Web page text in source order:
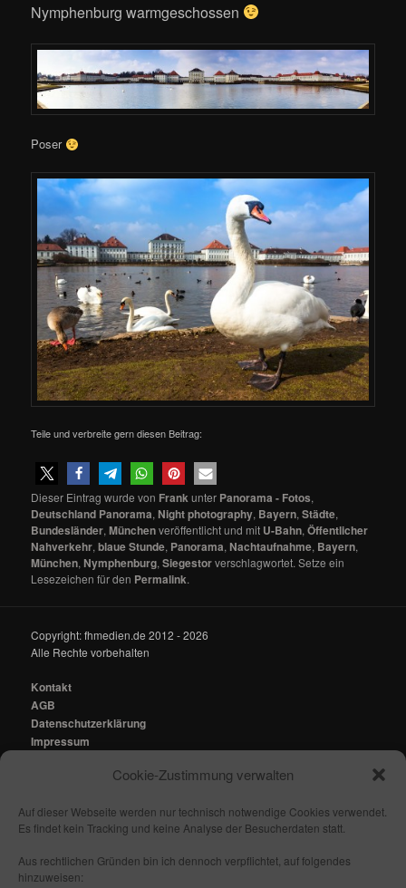
Cookie-Zustimmung verwalten
Auf dieser Webseite werden nur technisch notwendige Cookies verwendet.
Es findet kein Tracking und keine Analyse der Besucherdaten statt.
Aus rechtlichen Gründen bin ich dennoch verpflichtet, auf folgendes
hinzuweisen:
Nymphenburg warmgeschossen
Poser
Teile und verbreite gern diesen Beitrag:
Dieser Eintrag wurde von Frankunter Panorama - Fotos,
Deutschland Panorama, Night photography, Bayern,Städte,
Bundesländer,Münchenveröffentlicht und mit U-Bahn,Öffentlicher
Nahverkehr,blaue Stunde, Panorama, Nachtaufnahme, Bayern,
München, Nymphenburg,Siegestorverschlagwortet. Setze ein
Lesezeichen für den Permalink.
Copyright: fhmedien.de 2012 - 2026
Alle Rechte vorbehalten
Kontakt
AGB
Datenschutzerklärung
Impressum
mail@fhmedien.de